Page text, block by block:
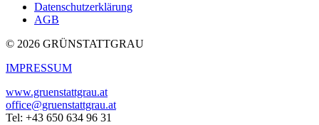
Datenschutzerklärung
AGB
© 2026 GRÜNSTATTGRAU
IMPRESSUM
www.gruenstattgrau.at
office@gruenstattgrau.at
Tel: +43 650 634 96 31